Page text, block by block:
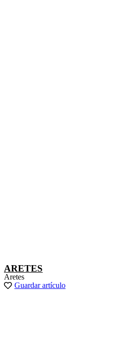
ARETES
Aretes
Guardar artículo